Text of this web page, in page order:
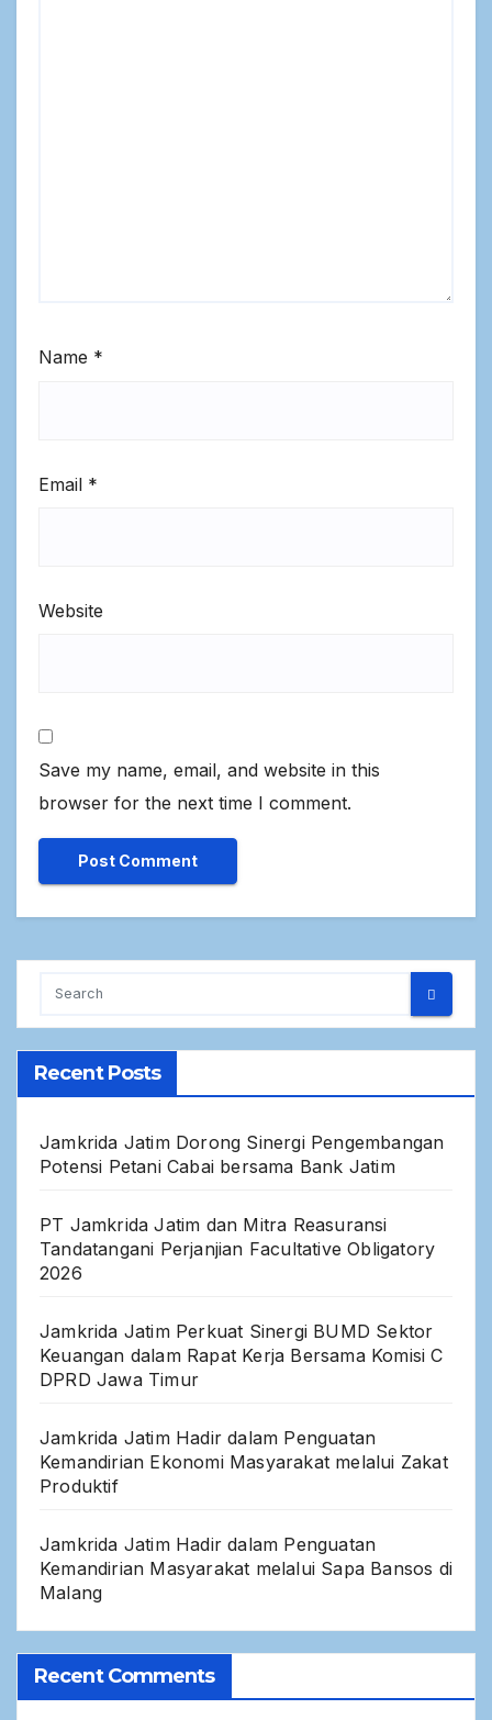
Name *
Email *
Website
Save my name, email, and website in this
browser for the next time I comment.
Recent Posts
Jamkrida Jatim Dorong Sinergi Pengembangan
Potensi Petani Cabai bersama Bank Jatim
PT Jamkrida Jatim dan Mitra Reasuransi
Tandatangani Perjanjian Facultative Obligatory
2026
Jamkrida Jatim Perkuat Sinergi BUMD Sektor
Keuangan dalam Rapat Kerja Bersama Komisi C
DPRD Jawa Timur
Jamkrida Jatim Hadir dalam Penguatan
Kemandirian Ekonomi Masyarakat melalui Zakat
Produktif
Jamkrida Jatim Hadir dalam Penguatan
Kemandirian Masyarakat melalui Sapa Bansos di
Malang
Recent Comments